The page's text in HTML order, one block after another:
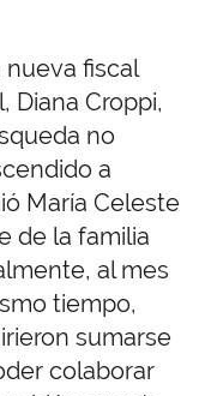
nueva fiscal
Diana Croppi,
no
a
María Celeste
de la familia
al mes
tiempo,
sumarse
colaborar